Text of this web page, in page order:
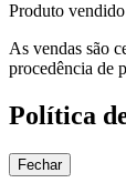
Produto
As vendas são
procedência de
Política
Fechar